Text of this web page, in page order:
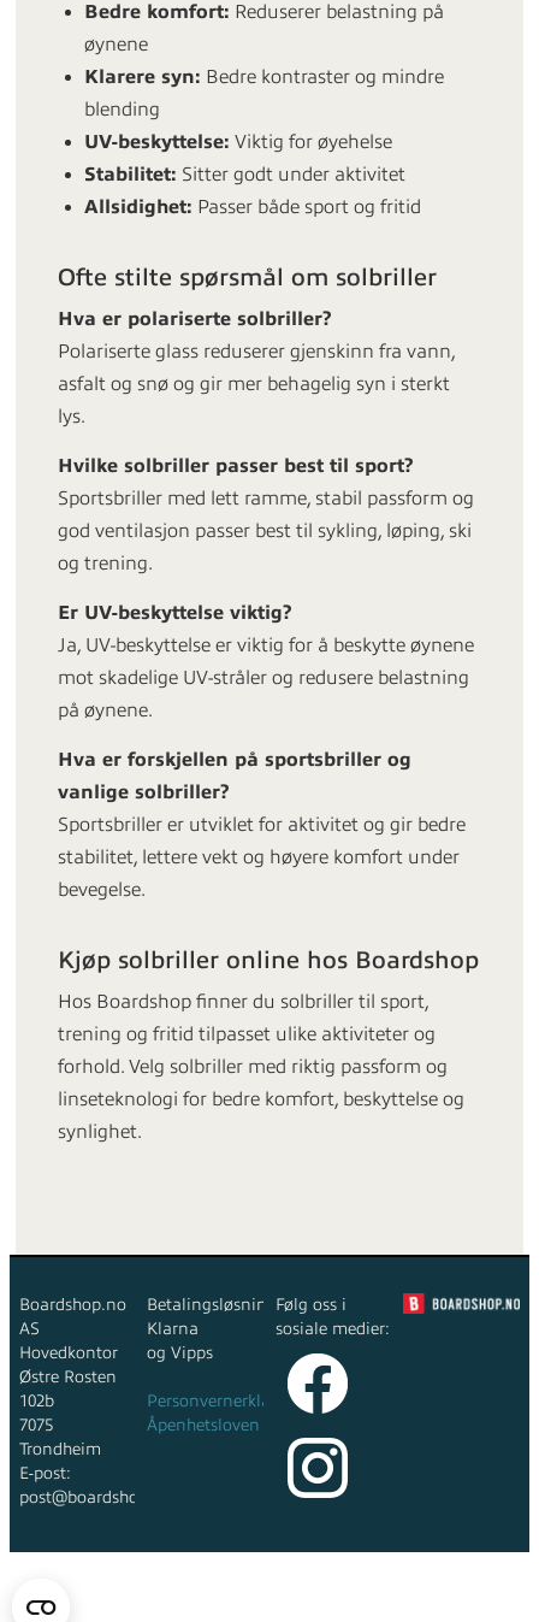
Bedre komfort: Reduserer belastning på
øynene
Klarere syn: Bedre kontraster og mindre
blending
UV-beskyttelse: Viktig for øyehelse
Stabilitet: Sitter godt under aktivitet
Allsidighet: Passer både sport og fritid
Ofte stilte spørsmål om solbriller
Hva er polariserte solbriller?
Polariserte glass reduserer gjenskinn fra vann,
asfalt og snø og gir mer behagelig syn i sterkt
lys.
Hvilke solbriller passer best til sport?
Sportsbriller med lett ramme, stabil passform og
god ventilasjon passer best til sykling, løping, ski
og trening.
Er UV-beskyttelse viktig?
Ja, UV-beskyttelse er viktig for å beskytte øynene
mot skadelige UV-stråler og redusere belastning
på øynene.
Hva er forskjellen på sportsbriller og
vanlige solbriller?
Sportsbriller er utviklet for aktivitet og gir bedre
stabilitet, lettere vekt og høyere komfort under
bevegelse.
Kjøp solbriller online hos Boardshop
Hos Boardshop finner du solbriller til sport,
trening og fritid tilpasset ulike aktiviteter og
forhold. Velg solbriller med riktig passform og
linseteknologi for bedre komfort, beskyttelse og
synlighet.
Boardshop.no
AS
Hovedkontor
Østre Rosten
102b
7075
Trondheim
E-post:
post@boardshop.no
Betalingsløsninger:
Klarna
og Vipps
Personvernerklæring
Åpenhetsloven
Følg oss i
sosiale medier:
Forretningssystem